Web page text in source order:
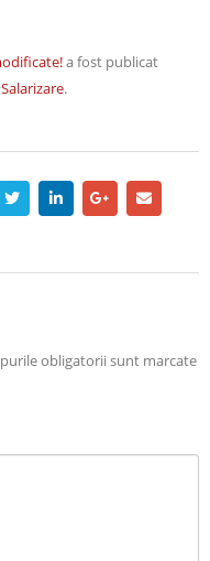
a fost publicat
.
obligatorii sunt marcate